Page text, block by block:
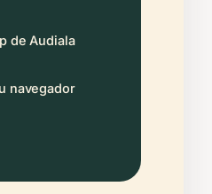
de Audiala
navegador